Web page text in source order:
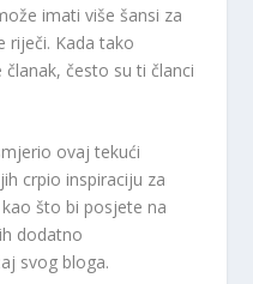
imati više šansi za
riječi. Kada tako
često su ti članci
ovaj tekući
crpio inspiraciju za
što bi posjete na
dodatno
svog bloga.